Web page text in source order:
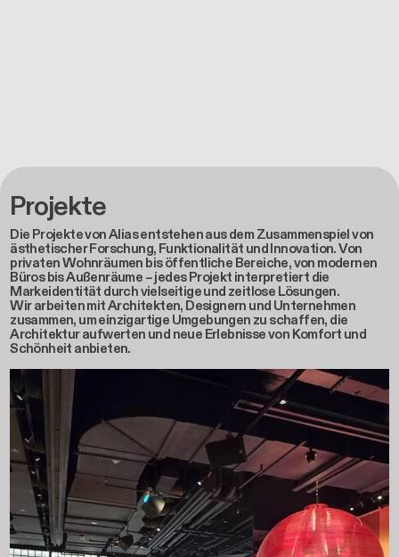
Projekte
Die Projekte von Alias entstehen aus dem Zusammenspiel von
ästhetischer Forschung, Funktionalität und Innovation. Von
privaten Wohnräumen bis öffentliche Bereiche, von modernen
Büros bis Außenräume – jedes Projekt interpretiert die
Markeidentität durch vielseitige und zeitlose Lösungen.
Wir arbeiten mit Architekten, Designern und Unternehmen
zusammen, um einzigartige Umgebungen zu schaffen, die
Architektur aufwerten und neue Erlebnisse von Komfort und
Schönheit anbieten.